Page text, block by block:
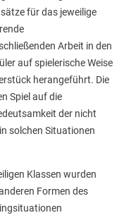
für das jeweilige
Arbeit in den
auf spielerische Weise
herangeführt. Die
Spiel auf die
der nicht
solchen Situationen
Klassen wurden
Formen des